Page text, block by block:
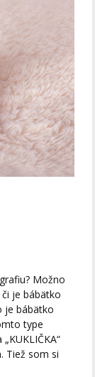
Možno
je bábätko
je bábätko
type
Tiež som si